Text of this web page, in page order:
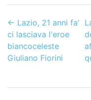
← Lazio, 21 anni fa'
ci lasciava l'eroe
biancoceleste
Giuliano Fiorini